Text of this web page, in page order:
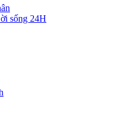
sống 24H